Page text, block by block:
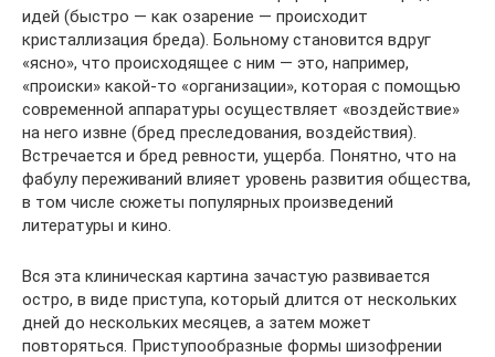
идей (быстро — как озарение — происходит
кристаллизация бреда). Больному становится вдруг
«ясно», что происходящее с ним — это, например,
«происки» какой-то «организации», которая с помощью
современной аппаратуры осуществляет «воздействие»
на него извне (бред преследования, воздействия).
Встречается и бред ревности, ущерба. Понятно, что на
фабулу переживаний влияет уровень развития общества,
в том числе сюжеты популярных произведений
литературы и кино.
Вся эта клиническая картина зачастую развивается
остро, в виде приступа, который длится от нескольких
дней до нескольких месяцев, а затем может
повторяться. Приступообразные формы шизофрении